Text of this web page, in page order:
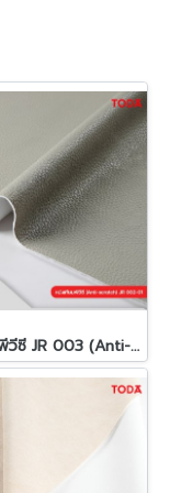
หนังเทียมพีวีซี JR 003 (Anti-scratch)(copy)